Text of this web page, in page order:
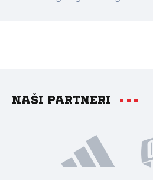
Naši partneri